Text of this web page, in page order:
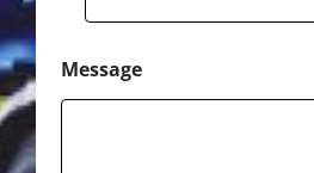
Message